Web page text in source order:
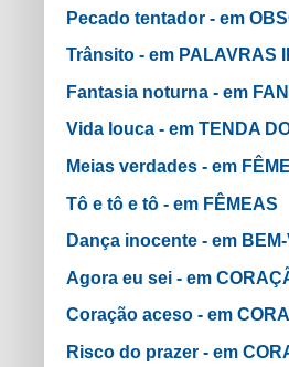
Pecado tentador - em
Trânsito - em PALAVRAS
Fantasia noturna - em
Vida louca - em TENDA
Meias verdades - em
Tô e tô e tô - em FÊMEAS
Dança inocente - em
Agora eu sei - em
Coração aceso - em
Risco do prazer - em